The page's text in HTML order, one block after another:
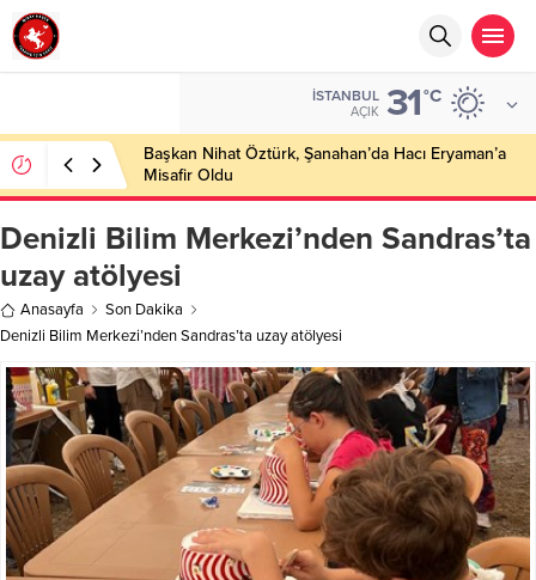
İSTANBUL
AÇIK 31°C
Başkan Nihat Öztürk, Şanahan’da Hacı Eryaman’a
Misafir Oldu
Denizli Bilim Merkezi’nden Sandras’ta
uzay atölyesi
Anasayfa
Son Dakika
Denizli Bilim Merkezi’nden Sandras’ta uzay atölyesi